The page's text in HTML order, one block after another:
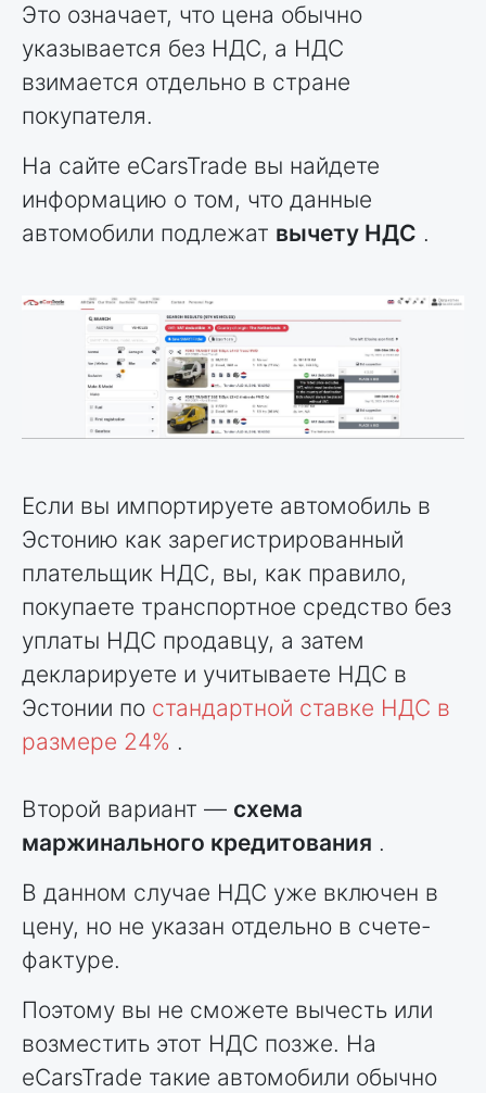
Это означает, что цена обычно
указывается без НДС, а НДС
взимается отдельно в стране
покупателя.
На сайте eCarsTrade вы найдете
информацию о том, что данные
автомобили подлежат вычету НДС .
Если вы импортируете автомобиль в
Эстонию как зарегистрированный
плательщик НДС, вы, как правило,
покупаете транспортное средство без
уплаты НДС продавцу, а затем
декларируете и учитываете НДС в
Эстонии по стандартной ставке НДС в
размере 24% .
Второй вариант — схема
маржинального кредитования .
В данном случае НДС уже включен в
цену, но не указан отдельно в счете-
фактуре.
Поэтому вы не сможете вычесть или
возместить этот НДС позже. На
eCarsTrade такие автомобили обычно